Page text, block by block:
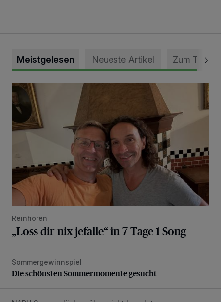
Meistgelesen Neueste Artikel Zum Thema
„Loss dir nix jefalle“ in 7 Tage 1 Song
Reinhören
„Loss dir nix jefalle“ in 7 Tage 1 Song
Die schönsten Sommermomente gesucht
Sommergewinnspiel
Die schönsten Sommermomente gesucht